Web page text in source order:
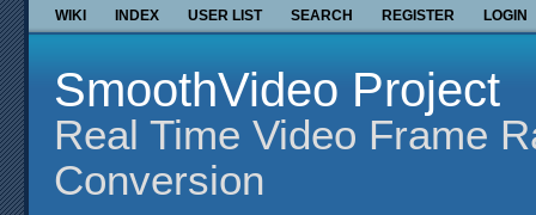
WIKI INDEX USER LIST SEARCH REGISTER LOGIN
SmoothVideo Project
Real Time Video Frame
Conversion